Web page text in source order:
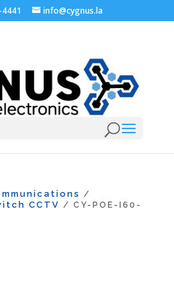
info@cygnus.la
/
CCTV / CY-POE-I60-